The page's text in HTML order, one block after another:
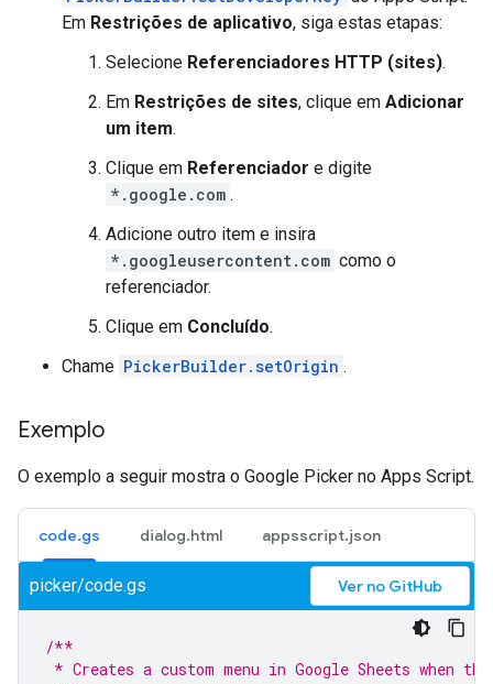
Em Restrições de aplicativo, siga estas etapas:
Selecione Referenciadores HTTP (sites).
Em Restrições de sites, clique em Adicionar
um item.
Clique em Referenciador e digite
*.google.com .
Adicione outro item e insira
*.googleusercontent.com como o
referenciador.
Clique em Concluído.
Chame PickerBuilder.setOrigin .
Exemplo
O exemplo a seguir mostra o Google Picker no Apps Script.
code.gs dialog.html appsscript.json
picker/code.gs Ver no GitHub
/**
* Creates a custom menu in Google Sheets when